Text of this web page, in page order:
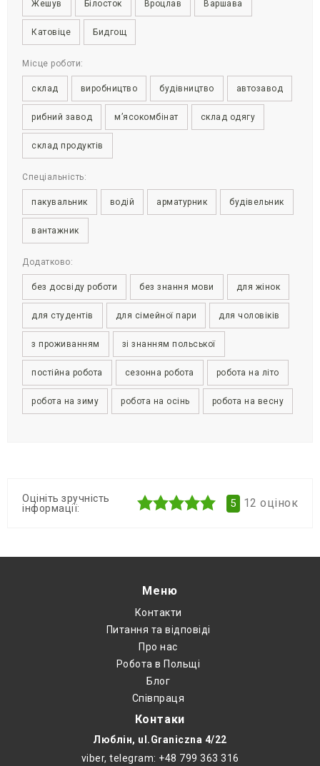
Жешув Білосток Вроцлав Варшава
Катовіце Бидгощ
Місце роботи:
склад виробництво будівництво автозавод
рибний завод м’ясокомбінат склад одягу
склад продуктів
Спеціальність:
пакувальник водій арматурник будівельник
вантажник
Додатково:
без досвіду роботи без знання мови для жінок
для студентів для сімейної пари для чоловіків
з проживанням зі знанням польської
постійна робота сезонна робота робота на літо
робота на зиму робота на осінь робота на весну
Оцініть зручність
інформації:
5 12 оцінок
Меню
Контакти
Питання та відповіді
Про нас
Робота в Польщі
Блог
Співпраця
Контаки
Люблін, ul.Graniczna 4/22
viber, telegram: +48 799 363 316